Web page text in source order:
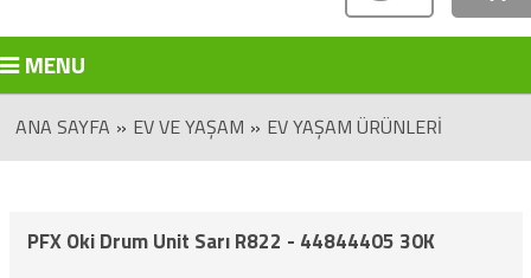
MENU
ANA SAYFA » EV VE YAŞAM » EV YAŞAM ÜRÜNLERI
PFX Oki Drum Unit Sarı R822 - 44844405 30K